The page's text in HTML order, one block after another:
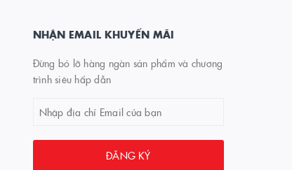
NHẬN EMAIL KHUYẾN MÃI
Đừng bỏ lỡ hàng ngàn sản phẩm và chương
trình siêu hấp dẫn
ĐĂNG KÝ